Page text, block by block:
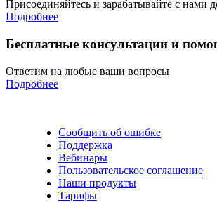
Присоединяйтесь и зарабатывайте с нами
Подробнее
Бесплатные консультации и
Ответим на любые ваши вопросы
Подробнее
Сообщить об ошибке
Поддержка
Вебинары
Пользовательское соглашение
Наши продукты
Тарифы